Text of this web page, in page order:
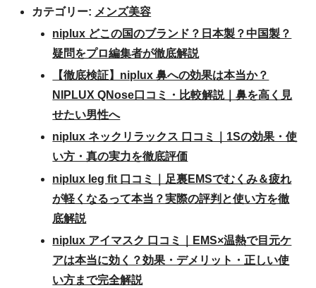
カテゴリー: メンズ美容
niplux どこの国のブランド？日本製？中国製？
疑問をプロ編集者が徹底解説
【徹底検証】niplux 鼻への効果は本当か？
NIPLUX QNose口コミ・比較解説｜鼻を高く見
せたい男性へ
niplux ネックリラックス 口コミ｜1Sの効果・使
い方・真の実力を徹底評価
niplux leg fit 口コミ｜足裏EMSでむくみ＆疲れ
が軽くなるって本当？実際の評判と使い方を徹
底解説
niplux アイマスク 口コミ｜EMS×温熱で目元ケ
アは本当に効く？効果・デメリット・正しい使
い方まで完全解説